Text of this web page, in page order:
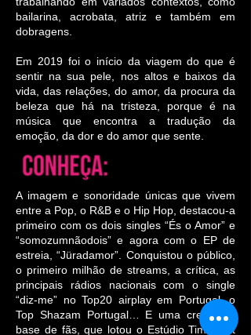
bailarina, acrobata, atriz e também em
dobragens.
Em 2019 foi o início da viagem do que é
sentir na sua pele, nos altos e baixos da
vida, das relações, do amor, da procura da
beleza que há na tristeza, porque é na
música que encontra a tradução da
emoção, da dor e do amor que sente.
A imagem e sonoridade únicas que vivem
entre a Pop, o R&B e o Hip Hop, destacou-a
primeiro com os dois singles “És o Amor” e
“somozumnãodois” e agora com o EP de
estreia, “Jüradamor”. Conquistou o público,
o primeiro milhão de streams, a crítica, as
principais rádios nacionais com o single
“diz-me” no Top20 airplay em Portugal, o
Top Shazam Portugal… E uma crescente
base de fãs, que lotou o Estúdio Time Out